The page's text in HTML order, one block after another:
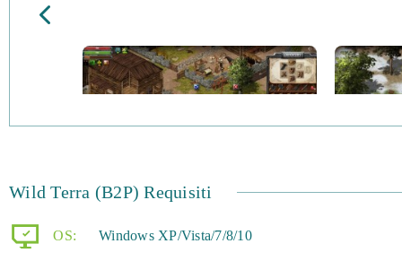
Wild Terra (B2P) Requisiti
OS: Windows XP/Vista/7/8/10